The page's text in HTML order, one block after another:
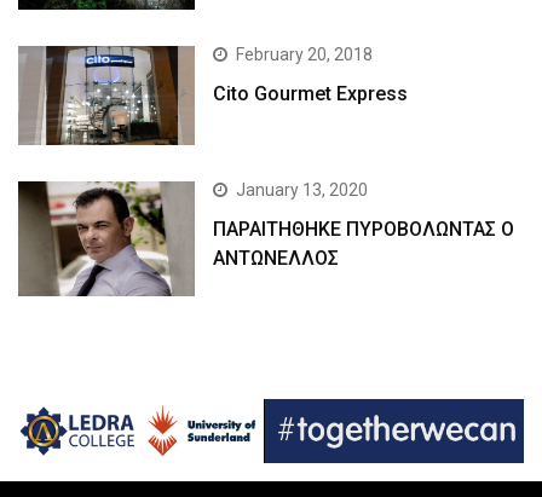
February 20, 2018
Cito Gourmet Express
January 13, 2020
ΠΑΡΑΙΤΗΘΗΚΕ ΠΥΡΟΒΟΛΩΝΤΑΣ Ο
ΑΝΤΩΝΕΛΛΟΣ